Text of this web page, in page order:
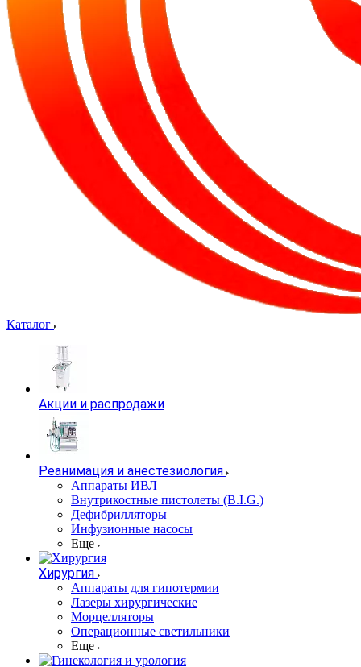
Каталог
Акции и распродажи
Реанимация и анестезиология
Аппараты ИВЛ
Внутрикостные пистолеты (B.I.G.)
Дефибрилляторы
Инфузионные насосы
Еще
Хирургия
Аппараты для гипотермии
Лазеры хирургические
Морцелляторы
Операционные светильники
Еще